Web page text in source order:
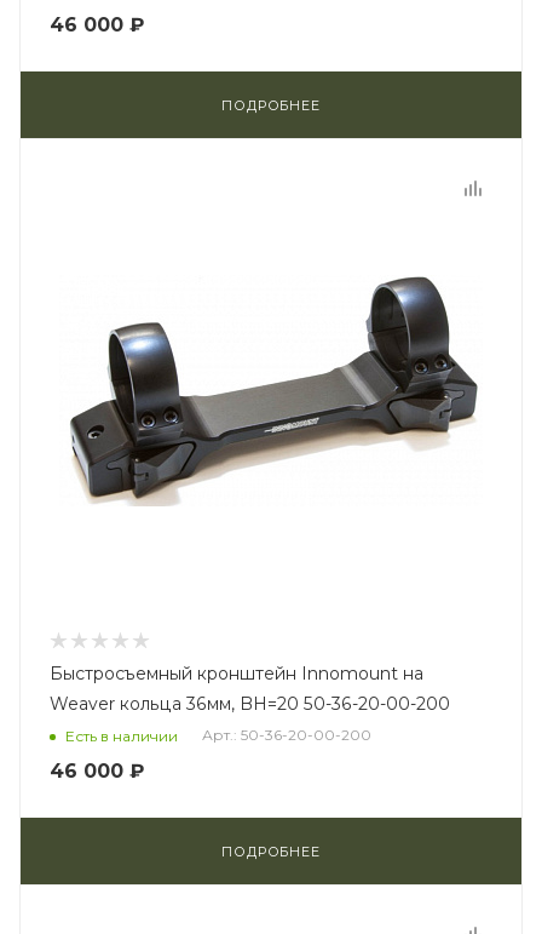
46 000 ₽
ПОДРОБНЕЕ
Быстросъемный кронштейн Innomount на
Weaver кольца 36мм, BH=20 50-36-20-00-200
Есть в наличии Арт.: 50-36-20-00-200
46 000 ₽
ПОДРОБНЕЕ